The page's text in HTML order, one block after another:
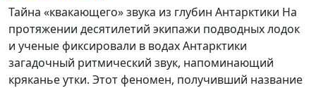
Тайна «квакающего» звука из глубин Антарктики На
протяжении десятилетий экипажи подводных лодок
и ученые фиксировали в водах Антарктики
загадочный ритмический звук, напоминающий
кряканье утки. Этот феномен, получивший название